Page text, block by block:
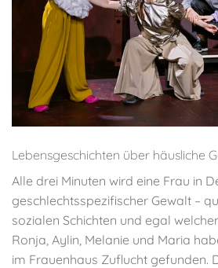
Lebensgeschichten über häusliche
Alle drei Minuten wird eine Frau in
geschlechtsspezifischer Gewalt –
sozialen Schichten und egal
Ronja, Aylin, Melanie und Maria
im Frauenhaus Zuflucht gefunden.